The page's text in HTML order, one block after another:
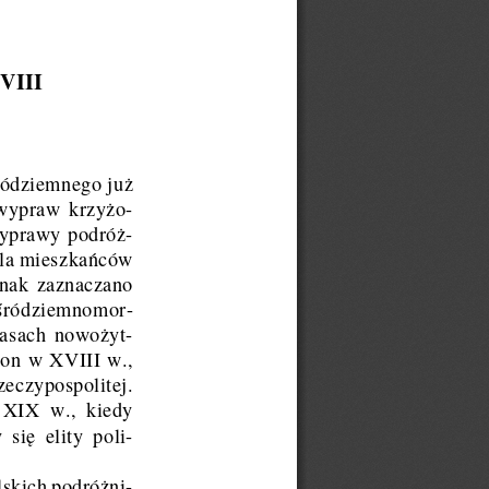
juz
krzyz ̇o-
podróz ̇-
mieszkan ́ców
zaznaczano
́ródziemnomor-
nowoz ̇yt-
w XVIII w.,
XIX w., kiedy
sie ̨ elity poli-